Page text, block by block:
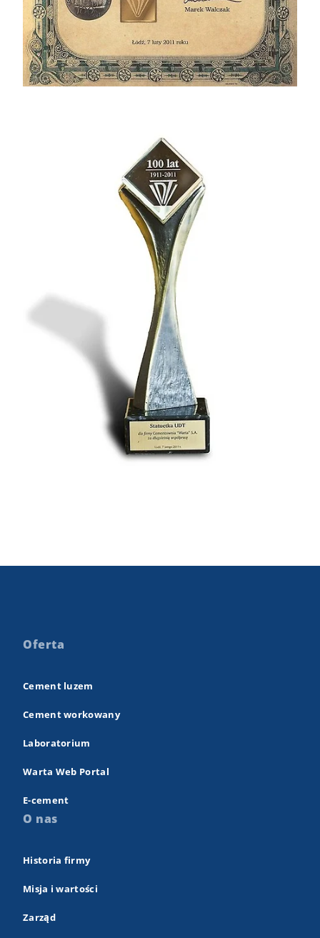
Oferta
Cement luzem
Cement workowany
Laboratorium
Warta Web Portal
E-cement
O nas
Historia firmy
Misja i wartości
Zarząd